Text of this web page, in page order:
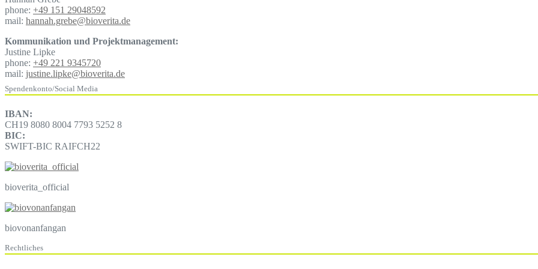
phone: +49 151 29048592
mail: hannah.grebe@bioverita.de
Kommunikation und Projektmanagement:
Justine Lipke
phone: +49 221 9345720
mail: justine.lipke@bioverita.de
Spendenkonto/Social Media
IBAN:
CH19 8080 8004 7793 5252 8
BIC:
SWIFT-BIC RAIFCH22
bioverita_official
biovonanfangan
Rechtliches